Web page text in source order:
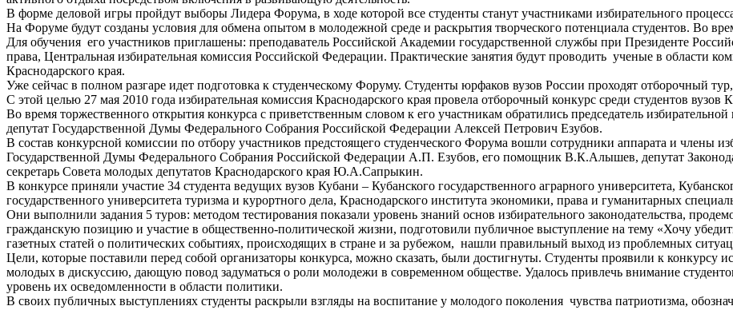
В форме деловой игры пройдут выборы Лидера Форума, в ходе которой все студенты станут участниками избирательного
На Форуме будут созданы условия для обмена опытом в молодежной среде и раскрытия творческого потенциала студентов. Во
Для обучения его участников приглашены: преподаватель Российской Академии государственной службы при Президенте
права, Центральная избирательная комиссия Российской Федерации. Практические занятия будут проводить ученые в области
Краснодарского края.
Уже сейчас в полном разгаре идет подготовка к студенческому Форуму. Студенты юрфаков вузов России проходят отборочный
С этой целью 27 мая 2010 года избирательная комиссия Краснодарского края провела отборочный конкурс среди студентов вузов
Во время торжественного открытия конкурса с приветственным словом к его участникам обратились председатель
депутат Государственной Думы Федерального Собрания Российской Федерации Алексей Петрович Езубов.
В состав конкурсной комиссии по отбору участников предстоящего студенческого Форума вошли сотрудники аппарата и члены
Государственной Думы Федерального Собрания Российской Федерации А.П. Езубов, его помощник В.К.Алышев, депутат
секретарь Совета молодых депутатов Краснодарского края Ю.А.Сапрыкин.
В конкурсе приняли участие 34 студента ведущих вузов Кубани – Кубанского государственного аграрного университета,
государственного университета туризма и курортного дела, Краснодарского института экономики, права и гуманитарных
Они выполнили задания 5 туров: методом тестирования показали уровень знаний основ избирательного законодательства,
гражданскую позицию и участие в общественно-политической жизни, подготовили публичное выступление на тему «Хочу
газетных статей о политических событиях, происходящих в стране и за рубежом, нашли правильный выход из проблемных
Цели, которые поставили перед собой организаторы конкурса, можно сказать, были достигнуты. Студенты проявили к конкурсу
молодых в дискуссию, дающую повод задуматься о роли молодежи в современном обществе. Удалось привлечь внимание
уровень их осведомленности в области политики.
В своих публичных выступлениях студенты раскрыли взгляды на воспитание у молодого поколения чувства патриотизма,